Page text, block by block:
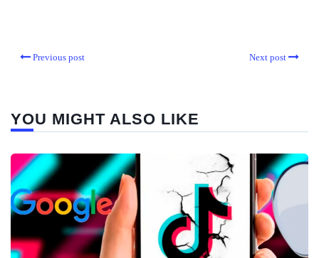
Previous post Next post
YOU MIGHT ALSO LIKE